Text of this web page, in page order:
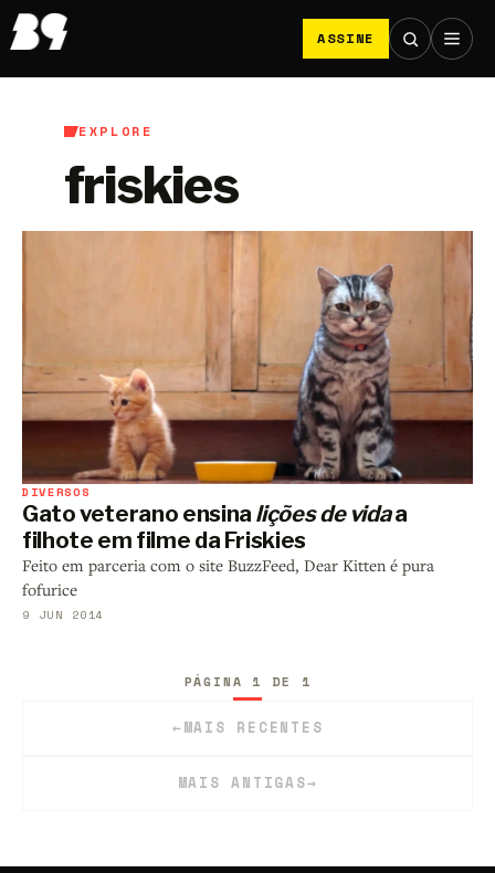
ASSINE
EXPLORE
friskies
DIVERSOS
Gato veterano ensina lições de vidaa
filhote em filme da Friskies
Feito em parceria com o site BuzzFeed, Dear Kitten é pura
fofurice
9 JUN 2014
←MAIS RECENTES
PÁGINA 1 DE 1
MAIS ANTIGAS→